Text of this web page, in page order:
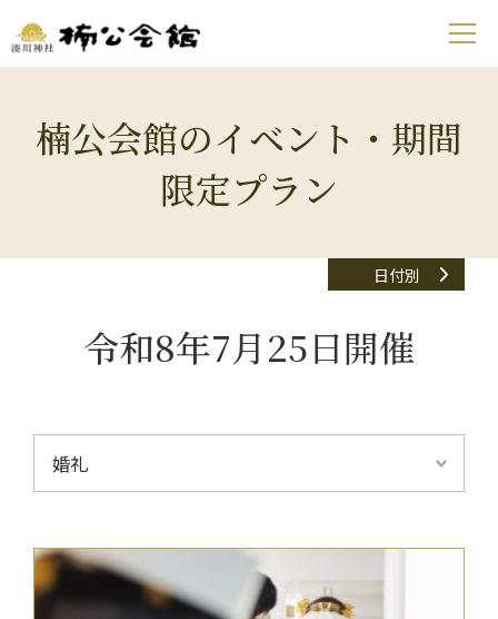
楠公会館のイベント・期間
限定プラン
日付別
令和8年7月25日開催